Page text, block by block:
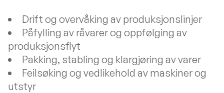
Drift og overvåking av produksjonslinjer
Påfylling av råvarer og oppfølging av
produksjonsflyt
Pakking, stabling og klargjøring av varer
Feilsøking og vedlikehold av maskiner og
utstyr